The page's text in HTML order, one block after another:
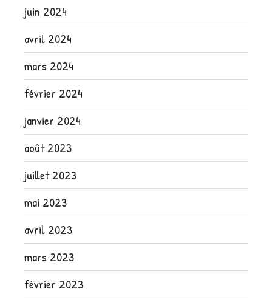
juin 2024
avril 2024
mars 2024
février 2024
janvier 2024
août 2023
juillet 2023
mai 2023
avril 2023
mars 2023
février 2023